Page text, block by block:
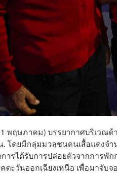
พฤษภาคม) บรรยากาศบริเวณด้
. โดยมีกลุ่มมวลชนคนเสื้อแดง
ารได้รับการปล่อยตัวจากการพั
ตะวันออกเฉียงเหนือ เพื่อมาจั